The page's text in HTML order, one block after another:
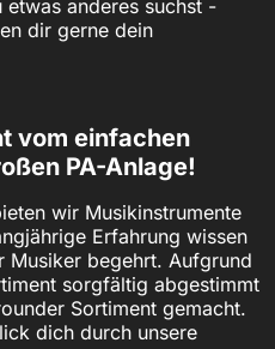
anderes suchst -
dir gerne dein
vom einfachen
PA-Anlage!
wir Musikinstrumente
Erfahrung wissen
Musiker begehrt. Aufgrund
sorgfältig abgestimmt
Sortiment gemacht.
dich durch unsere